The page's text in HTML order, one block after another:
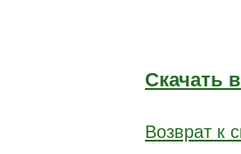
Скачать
Возврат к